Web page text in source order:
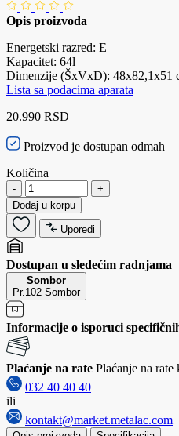
Opis proizvoda
Energetski razred: E
Kapacitet: 64l
Dimenzije (ŠxVxD): 48x82,1x51
Lista sa podacima aparata
20.990 RSD
Proizvod je dostupan odmah
Količina
-
+
Dodaj u korpu
Uporedi
Dostupan u sledećim radnjama
Sombor
Pr.102 Sombor
Informacije o isporuci
Plaćanje na rate Plaćanje na
032 40 40 40
ili
kontakt@market.metalac.com